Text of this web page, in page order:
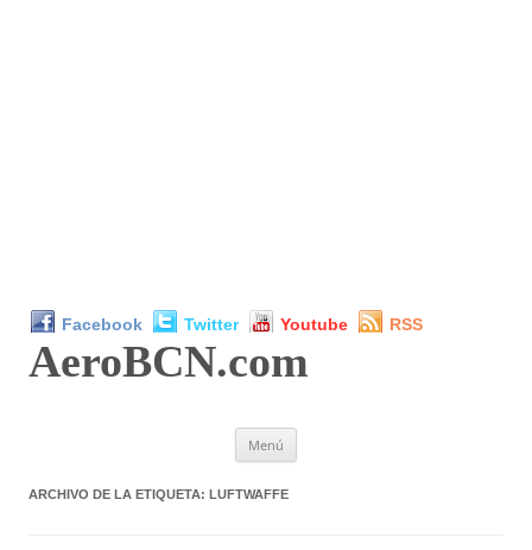
Facebook Twitter Youtube RSS
AeroBCN.com
Menú
ARCHIVO DE LA ETIQUETA: LUFTWAFFE